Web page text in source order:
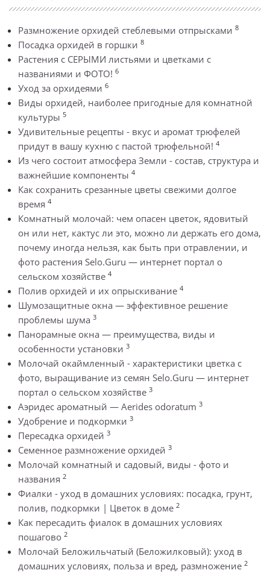
Размножение орхидей стеблевыми отпрысками 8
Посадка орхидей в горшки 8
Растения с СЕРЫМИ листьями и цветками с
названиями и ФОТО! 6
Уход за орхидеями 6
Виды орхидей, наиболее пригодные для комнатной
культуры 5
Удивительные рецепты - вкус и аромат трюфелей
придут в вашу кухню с пастой трюфельной! 4
Из чего состоит атмосфера Земли - состав, структура и
важнейшие компоненты 4
Как сохранить срезанные цветы свежими долгое
время 4
Комнатный молочай: чем опасен цветок, ядовитый
он или нет, кактус ли это, можно ли держать его дома,
почему иногда нельзя, как быть при отравлении, и
фото растения Selo.Guru — интернет портал о
сельском хозяйстве 4
Полив орхидей и их опрыскивание 4
Шумозащитные окна — эффективное решение
проблемы шума 3
Панорамные окна — преимущества, виды и
особенности установки 3
Молочай окаймленный - характеристики цветка с
фото, выращивание из семян Selo.Guru — интернет
портал о сельском хозяйстве 3
Аэридес ароматный — Aerides odoratum 3
Удобрение и подкормки 3
Пересадка орхидей 3
Семенное размножение орхидей 3
Молочай комнатный и садовый, виды - фото и
названия 2
Фиалки - уход в домашних условиях: посадка, грунт,
полив, подкормки | Цветок в доме 2
Как пересадить фиалок в домашних условиях
пошагово 2
Молочай Беложильчатый (Беложилковый): уход в
домашних условиях, польза и вред, размножение 2